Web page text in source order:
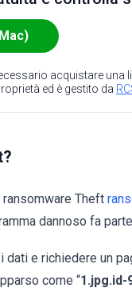
acquistare
ed è gestito da
Theft
dannoso fa
e richiedere un
come “1.jpg.id-